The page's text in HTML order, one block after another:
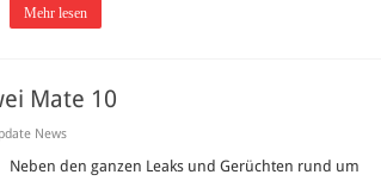
Mehr lesen
Mate 10
News
Neben den ganzen Leaks und Gerüchten rund um